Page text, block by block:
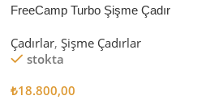
FreeCamp Turbo Şişme Çadır
Çadırlar, Şişme Çadırlar
stokta
₺18.800,00